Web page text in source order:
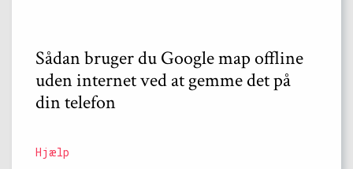
Sådan bruger du Google map offline
uden internet ved at gemme det på
din telefon
Hjælp